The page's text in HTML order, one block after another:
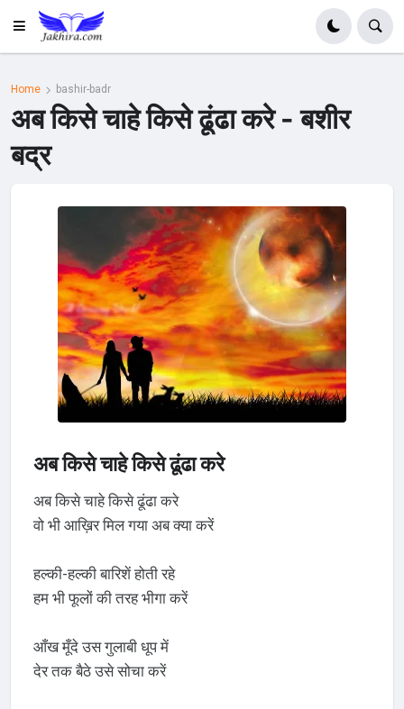
Home bashir-badr
अब किसे चाहे किसे ढूंढा करे - बशीर
बद्र
अब किसे चाहे किसे ढूंढा करे
अब किसे चाहे किसे ढूंढा करे
वो भी आख़िर मिल गया अब क्या करें
हल्की-हल्की बारिशें होती रहे
हम भी फूलों की तरह भीगा करें
आँख मूँदे उस गुलाबी धूप में
देर तक बैठे उसे सोचा करें